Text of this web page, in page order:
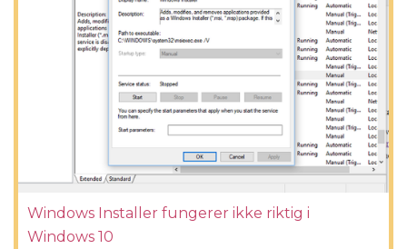
Windows Installer fungerer ikke riktig i
Windows 10